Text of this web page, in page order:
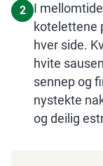
2
I
kotelettene
hver side.
hvite
sennep og
nystekte
og deilig